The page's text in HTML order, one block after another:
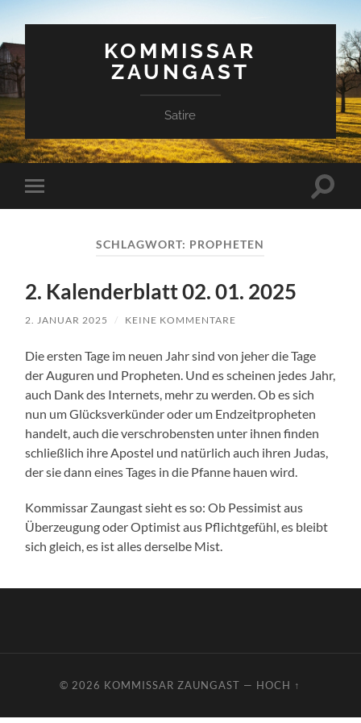
KOMMISSAR
ZAUNGAST
Satire
Mobile-
Menü
SCHLAGWORT: PROPHETEN
2. Kalenderblatt 02. 01. 2025
2. JANUAR 2025 / KEINE KOMMENTARE
Die ersten Tage im neuen Jahr sind von jeher die Tage
der Auguren und Propheten. Und es scheinen jedes Jahr,
auch Dank des Internets, mehr zu werden. Ob es sich
nun um Glücksverkünder oder um Endzeitpropheten
handelt, auch die verschrobensten unter ihnen finden
schließlich ihre Apostel und natürlich auch ihren Judas,
der sie dann eines Tages in die Pfanne hauen wird.
Kommissar Zaungast sieht es so: Ob Pessimist aus
Überzeugung oder Optimist aus Pflichtgefühl, es bleibt
sich gleich, es ist alles derselbe Mist.
© 2026 KOMMISSAR ZAUNGAST — HOCH ↑